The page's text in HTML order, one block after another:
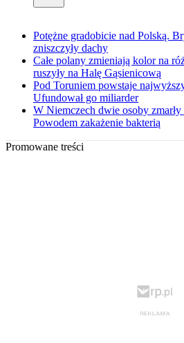
Potężne gradobicie nad Polską.
zniszczyły dachy
Całe polany zmieniają kolor na
ruszyły na Halę Gąsienicową
Pod Toruniem powstaje
Ufundował go miliarder
W Niemczech dwie osoby
Powodem zakażenie bakterią
Promowane treści